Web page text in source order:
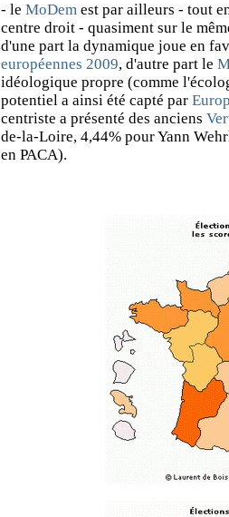
- le MoDem est par ailleurs - tout
centre droit - quasiment sur le
d'une part la dynamique joue en
européennes 2009, d'autre part le
idéologique propre (comme
potentiel a ainsi été capté par
centriste a présenté des anciens
de-la-Loire, 4,44% pour Yann
en PACA).